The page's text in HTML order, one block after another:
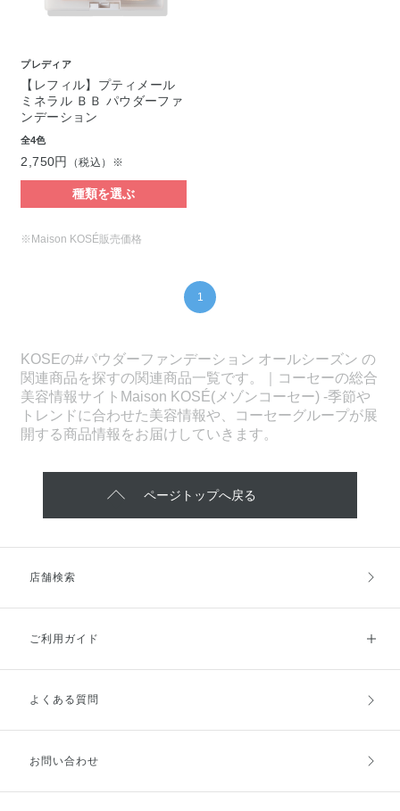
プレディア
【レフィル】プティメール
ミネラル ＢＢ パウダーファ
ンデーション
全4色
2,750円 （税込）※
種類を選ぶ
※Maison KOSÉ販売価格
1
KOSEの#パウダーファンデーション オールシーズン の
関連商品を探すの関連商品一覧です。｜コーセーの総合
美容情報サイトMaison KOSÉ(メゾンコーセー) -季節や
トレンドに合わせた美容情報や、コーセーグループが展
開する商品情報をお届けしていきます。
ページトップへ戻る
店舗検索
ご利用ガイド
ご利用ガイドトップ
お支払方法
よくある質問
お問い合わせ